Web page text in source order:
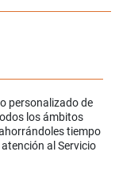
personalizado de
los ámbitos
tiempo
al Servicio